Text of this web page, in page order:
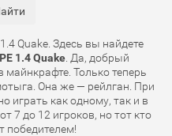
Quake. Здесь вы найдете
1.4 Quake . Да, добрый
майнкрафте. Только теперь
Она же — рейлган. При
играть как одному, так и в
7 до 12 игроков, но тот кто
победителем!